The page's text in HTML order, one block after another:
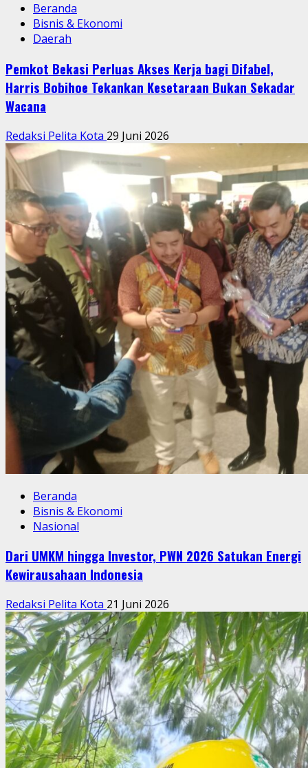
Beranda
Bisnis & Ekonomi
Daerah
Pemkot Bekasi Perluas Akses Kerja bagi Difabel,
Harris Bobihoe Tekankan Kesetaraan Bukan Sekadar
Wacana
Redaksi Pelita Kota 29 Juni 2026
Beranda
Bisnis & Ekonomi
Nasional
Dari UMKM hingga Investor, PWN 2026 Satukan Energi
Kewirausahaan Indonesia
Redaksi Pelita Kota 21 Juni 2026